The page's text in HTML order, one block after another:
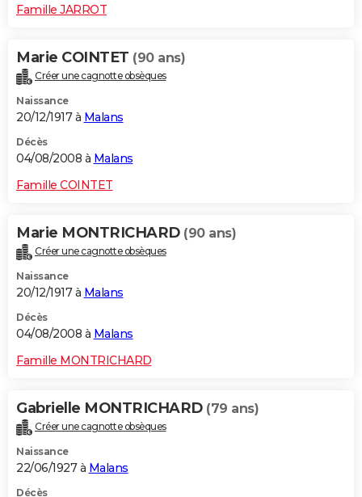
Famille JARROT
Marie COINTET (90 ans)
Créer une cagnotte obsèques
Naissance
20/12/1917 à Malans
Décès
04/08/2008 à Malans
Famille COINTET
Marie MONTRICHARD (90 ans)
Créer une cagnotte obsèques
Naissance
20/12/1917 à Malans
Décès
04/08/2008 à Malans
Famille MONTRICHARD
Gabrielle MONTRICHARD (79 ans)
Créer une cagnotte obsèques
Naissance
22/06/1927 à Malans
Décès